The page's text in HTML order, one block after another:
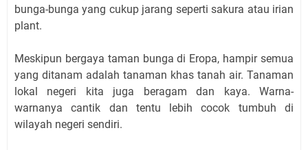
bunga-bunga yang cukup jarang seperti sakura atau irian
plant.
Meskipun bergaya taman bunga di Eropa, hampir semua
yang ditanam adalah tanaman khas tanah air. Tanaman
lokal negeri kita juga beragam dan kaya. Warna-
warnanya cantik dan tentu lebih cocok tumbuh di
wilayah negeri sendiri.